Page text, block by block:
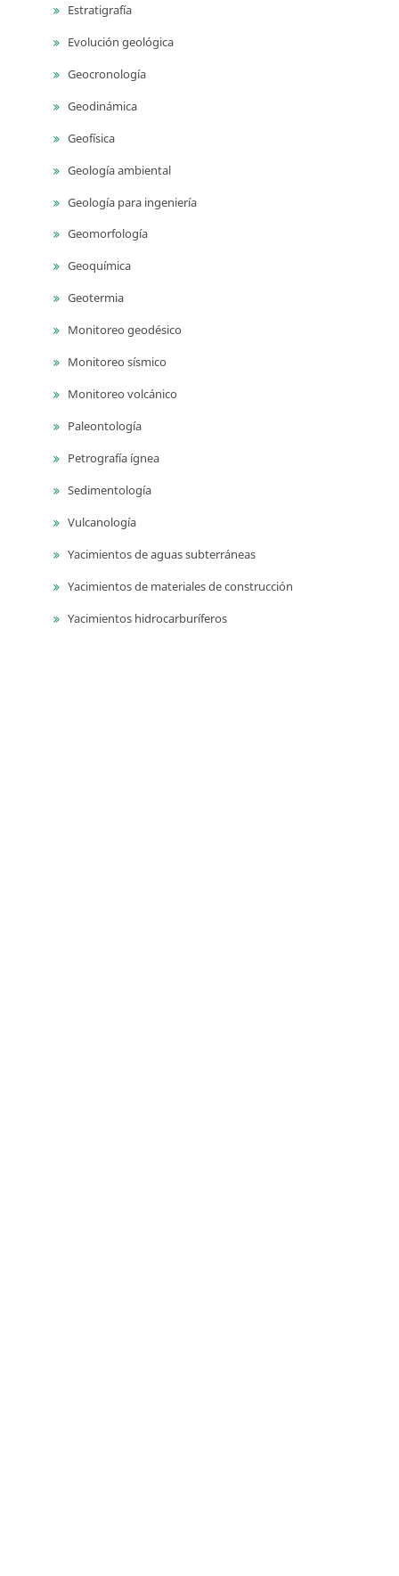
Estratigrafía
Evolución geológica
Geocronología
Geodinámica
Geofísica
Geología ambiental
Geología para ingeniería
Geomorfología
Geoquímica
Geotermia
Monitoreo geodésico
Monitoreo sísmico
Monitoreo volcánico
Paleontología
Petrografía ígnea
Sedimentología
Vulcanología
Yacimientos de aguas subterráneas
Yacimientos de materiales de construcción
Yacimientos hidrocarburíferos